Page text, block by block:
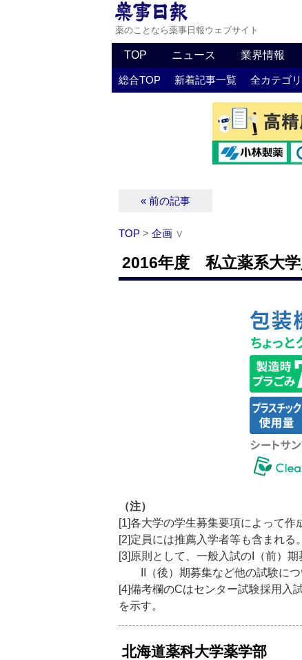
薬のことなら薬事日報ウェブサイト
TOP ニュース 業界情報
総合TOP 新着記事一覧 全カテゴ
« 前の記事
TOP > 企画 ∨
2016年度 私立薬系大
（注）
[1]各大学の学生募集要項によって作
[2]定員には推薦入学者等も含まれる。
[3]原則として、一般入試のI（前）
II（後）期募集など他の試験につ
[4]備考欄のCはセンター試験採用入
を示す。
北海道薬科大学薬学部